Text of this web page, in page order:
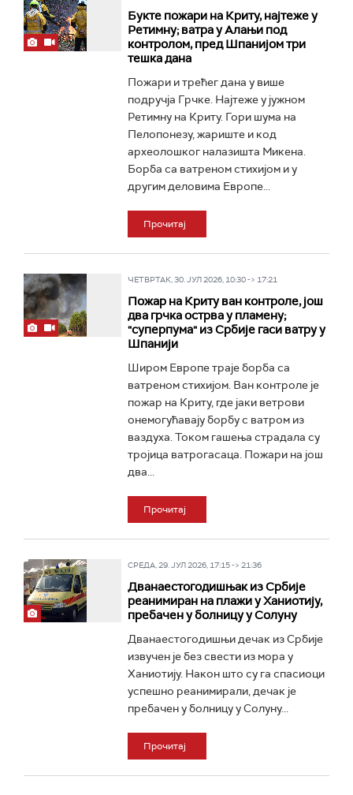
Букте пожари на Криту, најтеже у
Ретимну; ватра у Алањи под
контролом, пред Шпанијом три
тешка дана
Пожари и трећег дана у више
подручја Грчке. Најтеже у јужном
Ретимну на Криту. Гори шума на
Пелопонезу, жариште и код
археолошког налазишта Микена.
Борба са ватреном стихијом и у
другим деловима Европе...
Прочитај
ЧЕТВРТАК, 30. ЈУЛ 2026, 10:30 -> 17:21
Пожар на Криту ван контроле, још
два грчка острва у пламену;
"суперпума" из Србије гаси ватру у
Шпанији
Широм Европе траје борба са
ватреном стихијом. Ван контроле је
пожар на Криту, где јаки ветрови
онемогућавају борбу с ватром из
ваздуха. Током гашења страдала су
тројица ватрогасаца. Пожари на још
два...
Прочитај
СРЕДА, 29. ЈУЛ 2026, 17:15 -> 21:36
Дванаестогодишњак из Србије
реанимиран на плажи у Ханиотију,
пребачен у болницу у Солуну
Дванаестогодишњи дечак из Србије
извучен је без свести из мора у
Ханиотију. Након што су га спасиоци
успешно реанимирали, дечак је
пребачен у болницу у Солуну...
Прочитај